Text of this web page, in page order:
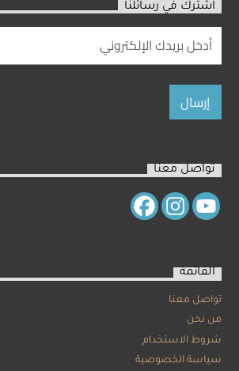
اشترك في رسائلنا
تواصل معنا
القائمة
تواصل معنا
من نحن
شروط الاستخدام
سياسة الخصوصية